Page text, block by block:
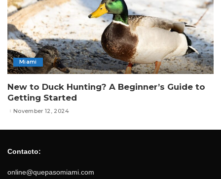
Miami
New to Duck Hunting? A Beginner’s Guide to
Getting Started
November 12, 2024
Contacto:
online@quepasomiami.com